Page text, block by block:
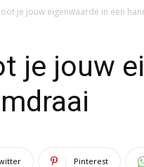
je jouw eigenwaarde in een
je jouw
Pinterest